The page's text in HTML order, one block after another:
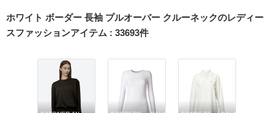
ホワイト ボーダー 長袖 プルオーバー クルーネックのレディー
スファッションアイテム : 33693件